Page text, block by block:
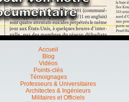
Accueil
Blog
Vidéos
Points-clés
Témoignages
Professeurs & Universitaires
Architectes & Ingénieurs
Militaires et Officiels